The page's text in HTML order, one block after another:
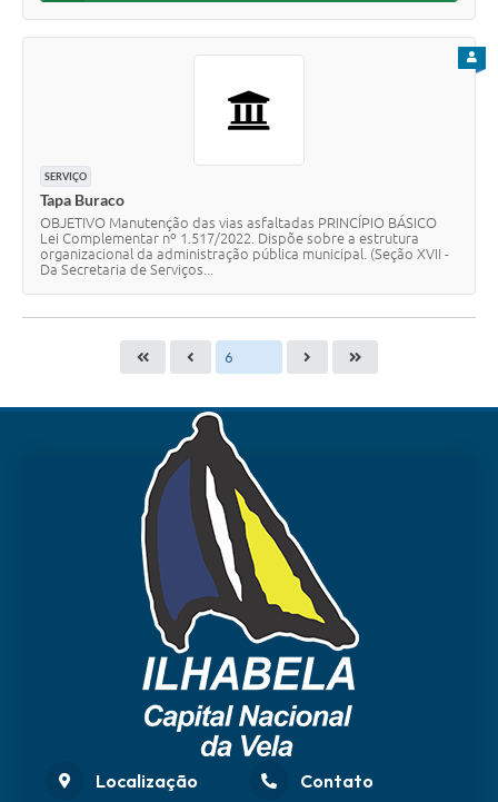
SERVIÇO
Tapa Buraco
OBJETIVO Manutenção das vias asfaltadas PRINCÍPIO BÁSICO
Lei Complementar nº 1.517/2022. Dispõe sobre a estrutura
organizacional da administração pública municipal. (Seção XVII -
Da Secretaria de Serviços...
Localização Contato